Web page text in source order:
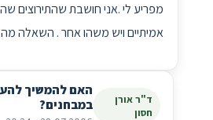
מפריע לי .אני חושבת שהתירוצים
אמיתיים ויש משהו אחר . השאלה
ד"ר אורן
חסון
האם להמשיך
במבחנים?